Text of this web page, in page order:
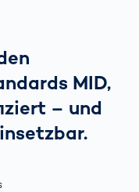
MID,
– und